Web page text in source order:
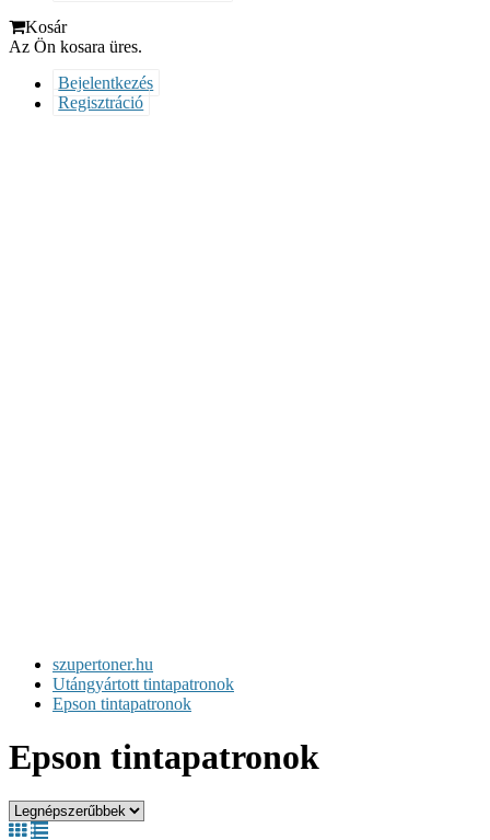
Kosár
Az Ön kosara üres.
Bejelentkezés
Regisztráció
szupertoner.hu
Utángyártott tintapatronok
Epson tintapatronok
Epson tintapatronok